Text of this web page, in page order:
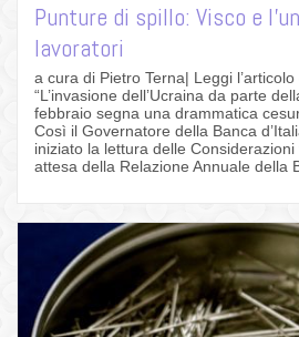
Punture di spillo: Visco e
lavoratori
a cura di Pietro Terna| Leggi
“L’invasione dell’Ucraina da parte
febbraio segna una drammatica
Così il Governatore della Banca
iniziato la lettura delle
attesa della Relazione Annuale della